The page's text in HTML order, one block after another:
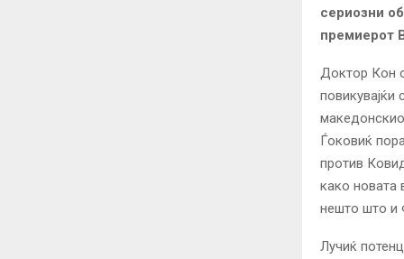
сериозни
премиерот
Доктор Кон
повикувајќи
Ѓоковиќ
против
како новата
нешто што и
Лучиќ